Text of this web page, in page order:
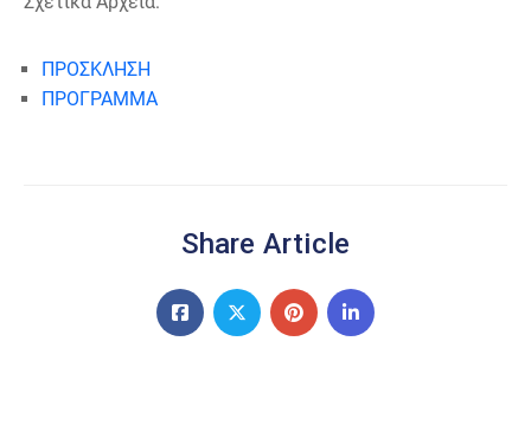
ΠΡΟΣΚΛΗΣΗ
ΠΡΟΓΡΑΜΜΑ
Share Article